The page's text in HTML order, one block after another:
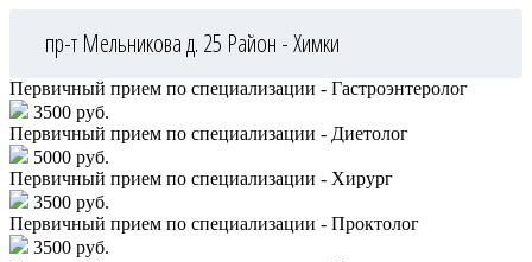
пр-т Мельникова д. 25 Район - Химки
Первичный прием по специализации - Гастроэнтеролог
3500 руб.
Первичный прием по специализации - Диетолог
5000 руб.
Первичный прием по специализации - Хирург
3500 руб.
Первичный прием по специализации - Проктолог
3500 руб.